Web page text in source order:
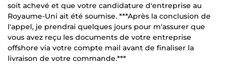
soit achevé et que votre candidature d'entreprise au
Royaume-Uni ait été soumise. ***Après la conclusion de
l'appel, je prendrai quelques jours pour m'assurer que
vous avez reçu les documents de votre entreprise
offshore via votre compte mail avant de finaliser la
livraison de votre commande.***